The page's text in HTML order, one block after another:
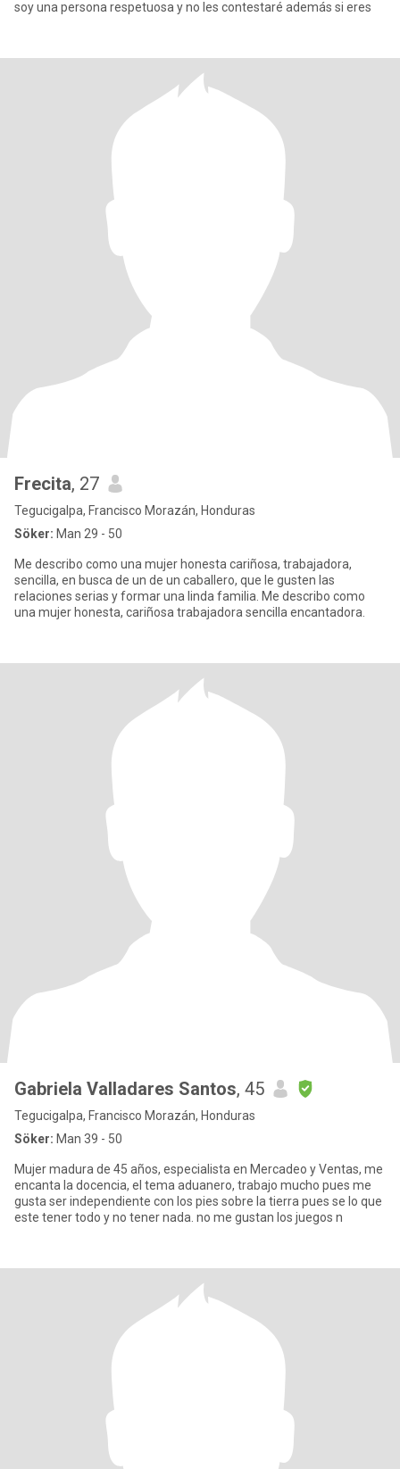
soy una persona respetuosa y no les contestaré además si eres
Frecita, 27
Tegucigalpa, Francisco Morazán, Honduras
Söker: Man 29 - 50
Me describo como una mujer honesta cariñosa, trabajadora,
sencilla, en busca de un de un caballero, que le gusten las
relaciones serias y formar una linda familia. Me describo como
una mujer honesta, cariñosa trabajadora sencilla encantadora.
Gabriela Valladares Santos, 45
Tegucigalpa, Francisco Morazán, Honduras
Söker: Man 39 - 50
Mujer madura de 45 años, especialista en Mercadeo y Ventas, me
encanta la docencia, el tema aduanero, trabajo mucho pues me
gusta ser independiente con los pies sobre la tierra pues se lo que
este tener todo y no tener nada. no me gustan los juegos n